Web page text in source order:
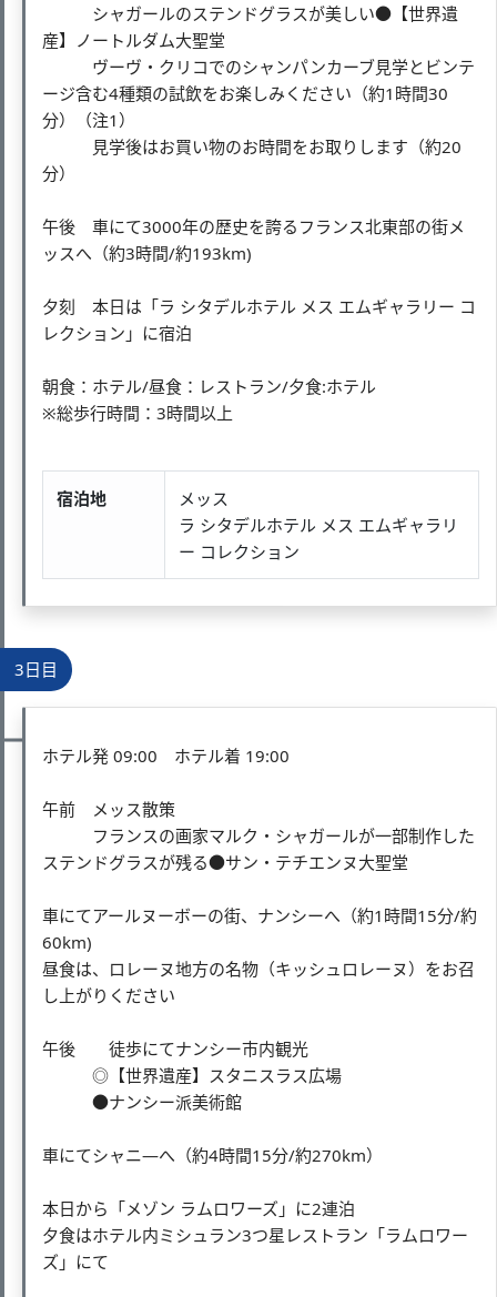
シャガールのステンドグラスが美しい●【世界遺
産】ノートルダム大聖堂
ヴーヴ・クリコでのシャンパンカーブ見学とビンテ
ージ含む4種類の試飲をお楽しみください（約1時間30
分）（注1）
見学後はお買い物のお時間をお取りします（約20
分）
午後 車にて3000年の歴史を誇るフランス北東部の街メ
ッスへ（約3時間/約193km)
夕刻 本日は「ラ シタデルホテル メス エムギャラリー コ
レクション」に宿泊
朝食：ホテル/昼食：レストラン/夕食:ホテル
※総歩行時間：3時間以上
宿泊地
メッス
ラ シタデルホテル メス エムギャラリ
ー コレクション
3日目
ホテル発 09:00 ホテル着 19:00
午前 メッス散策
フランスの画家マルク・シャガールが一部制作した
ステンドグラスが残る●サン・テチエンヌ大聖堂
車にてアールヌーボーの街、ナンシーへ（約1時間15分/約
60km)
昼食は、ロレーヌ地方の名物（キッシュロレーヌ）をお召
し上がりください
午後 徒歩にてナンシー市内観光
◎【世界遺産】スタニスラス広場
●ナンシー派美術館
車にてシャニ―へ（約4時間15分/約270km）
本日から「メゾン ラムロワーズ」に2連泊
夕食はホテル内ミシュラン3つ星レストラン「ラムロワー
ズ」にて